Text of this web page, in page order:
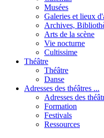
Musées
Galeries et lieux
Archives,
Arts de la scène
Vie nocturne
Cultissime
Théâtre
Théâtre
Danse
Adresses des théâtres ...
Adresses des
Formation
Festivals
Ressources